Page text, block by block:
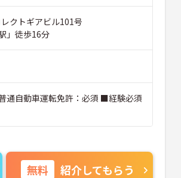
クトギアビル101号
」徒歩16分
自動車運転免許：必須 ■経験必須
無料 紹介してもらう